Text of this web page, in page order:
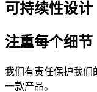
可持续性设计
注重每个细节
我们有责任保护我们
一款产品。